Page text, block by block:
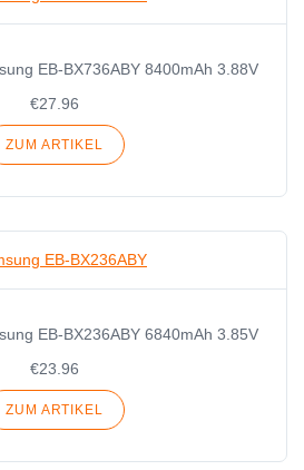
EB-BX736ABY 8400mAh 3.88V
€27.96
ZUM ARTIKEL
EB-BX236ABY 6840mAh 3.85V
€23.96
ZUM ARTIKEL